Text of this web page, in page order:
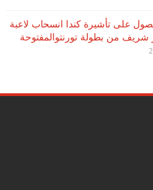
على تأشيرة كندا انسحاب لاعبة
شريف​ من بطولة ​تورنتو​المفتوحة